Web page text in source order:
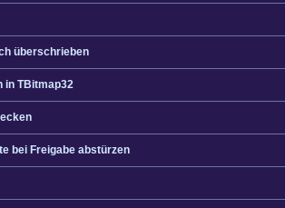
überschrieben
in TBitmap32
bei Freigabe abstürzen